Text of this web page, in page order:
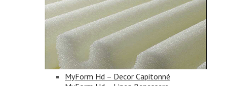
MyForm Hd – Decor Capitonné